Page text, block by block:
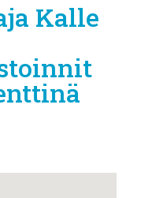
Kalle